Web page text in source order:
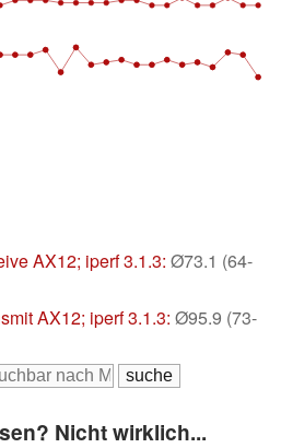
AX12; iperf 3.1.3: Ø73.1 (64-
AX12; iperf 3.1.3: Ø95.9 (73-
Nicht wirklich...